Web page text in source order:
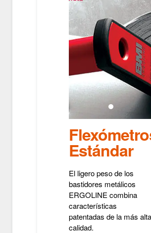
Estándar
El ligero peso de los
bastidores metálicos
ERGOLINE combina
características
patentadas de la más alta
calidad.